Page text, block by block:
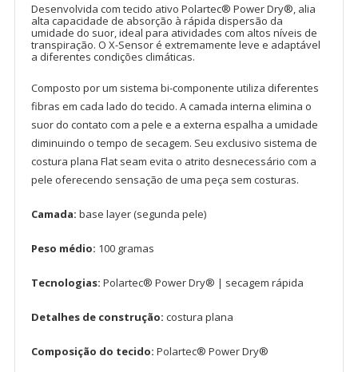
Desenvolvida com tecido ativo Polartec® Power Dry®, alia
alta capacidade de absorção à rápida dispersão da
umidade do suor, ideal para atividades com altos níveis de
transpiração. O X-Sensor é extremamente leve e adaptável
a diferentes condições climáticas.
Composto por um sistema bi-componente utiliza diferentes
fibras em cada lado do tecido. A camada interna elimina o
suor do contato com a pele e a externa espalha a umidade
diminuindo o tempo de secagem. Seu exclusivo sistema de
costura plana Flat seam evita o atrito desnecessário com a
pele oferecendo sensação de uma peça sem costuras.
Camada: base layer (segunda pele)
Peso médio: 100 gramas
Tecnologias: Polartec® Power Dry® | secagem rápida
Detalhes de construção: costura plana
Composição do tecido: Polartec® Power Dry®